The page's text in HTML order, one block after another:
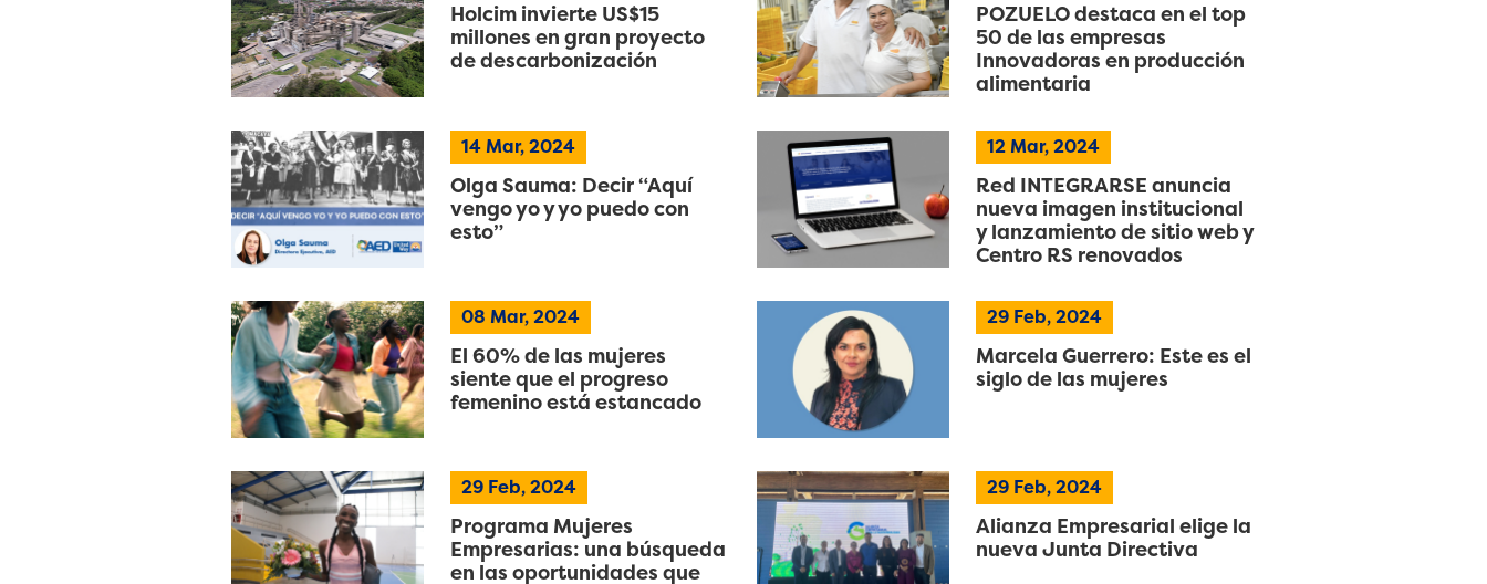
Holcim invierte US$15
millones en gran proyecto
de descarbonización
POZUELO destaca en el top
50 de las empresas
Innovadoras en producción
alimentaria
14Mar, 2024
Olga Sauma: Decir “Aquí
vengo yo y yo puedo con
esto”
12Mar, 2024
Red INTEGRARSE anuncia
nueva imagen institucional
y lanzamiento de sitio web y
Centro RS renovados
08 Mar, 2024
El 60% de las mujeres
siente que el progreso
femenino está estancado
29 Feb, 2024
Marcela Guerrero: Este es el
siglo de las mujeres
29 Feb, 2024
Programa Mujeres
Empresarias: una búsqueda
en las oportunidades que
29 Feb, 2024
Alianza Empresarial elige la
nueva Junta Directiva